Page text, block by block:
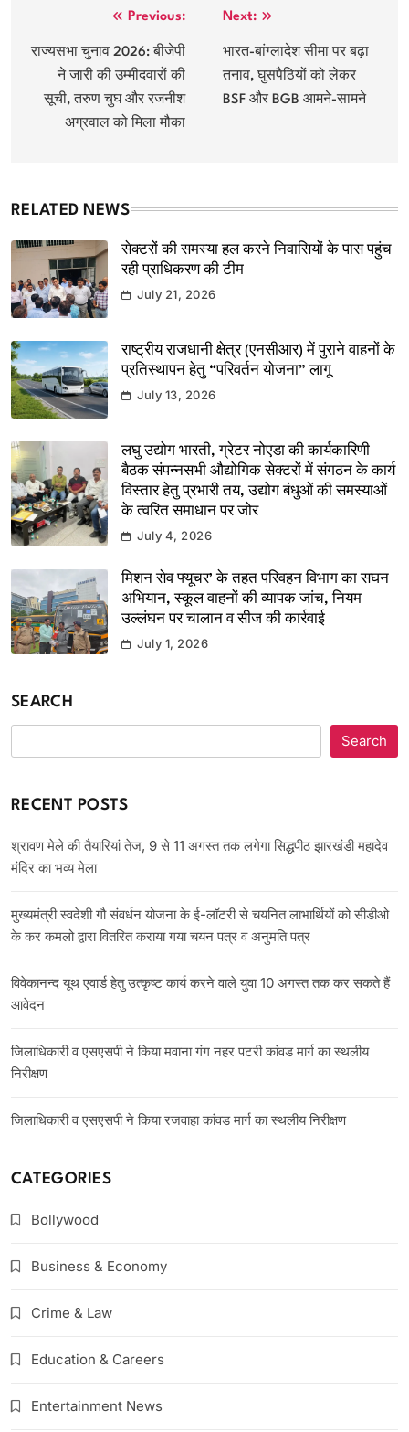
navigation
Previous:
राज्यसभा चुनाव 2026: बीजेपी
ने जारी की उम्मीदवारों की
सूची, तरुण चुघ और रजनीश
अग्रवाल को मिला मौका
Next:
भारत-बांग्लादेश सीमा पर बढ़ा
तनाव, घुसपैठियों को लेकर
BSF और BGB आमने-सामने
RELATED NEWS
सेक्टरों की समस्या हल करने निवासियों के पास पहुंच
रही प्राधिकरण की टीम
July 21, 2026
राष्ट्रीय राजधानी क्षेत्र (एनसीआर) में पुराने वाहनों के
प्रतिस्थापन हेतु “परिवर्तन योजना” लागू
July 13, 2026
लघु उद्योग भारती, ग्रेटर नोएडा की कार्यकारिणी
बैठक संपन्नसभी औद्योगिक सेक्टरों में संगठन के कार्य
विस्तार हेतु प्रभारी तय, उद्योग बंधुओं की समस्याओं
के त्वरित समाधान पर जोर
July 4, 2026
मिशन सेव फ्यूचर’ के तहत परिवहन विभाग का सघन
अभियान, स्कूल वाहनों की व्यापक जांच, नियम
उल्लंघन पर चालान व सीज की कार्रवाई
July 1, 2026
SEARCH
Search
RECENT POSTS
श्रावण मेले की तैयारियां तेज, 9 से 11 अगस्त तक लगेगा सिद्धपीठ झारखंडी महादेव
मंदिर का भव्य मेला
मुख्यमंत्री स्वदेशी गौ संवर्धन योजना के ई-लॉटरी से चयनित लाभार्थियों को सीडीओ
के कर कमलो द्वारा वितरित कराया गया चयन पत्र व अनुमति पत्र
विवेकानन्द यूथ एवार्ड हेतु उत्कृष्ट कार्य करने वाले युवा 10 अगस्त तक कर सकते हैं
आवेदन
जिलाधिकारी व एसएसपी ने किया मवाना गंग नहर पटरी कांवड मार्ग का स्थलीय
निरीक्षण
जिलाधिकारी व एसएसपी ने किया रजवाहा कांवड मार्ग का स्थलीय निरीक्षण
CATEGORIES
Bollywood
Business & Economy
Crime & Law
Education & Careers
Entertainment News